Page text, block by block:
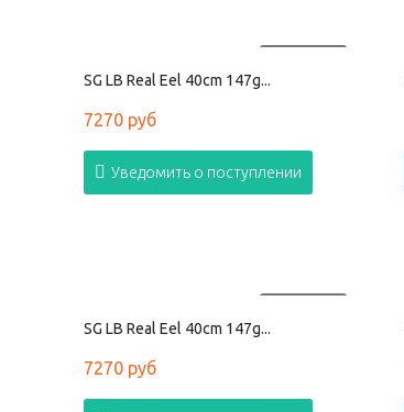
SG LB Real Eel 40cm 147g...
7270 руб
Уведомить о поступлении
SG LB Real Eel 40cm 147g...
7270 руб